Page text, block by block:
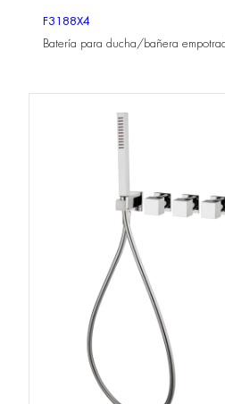
F3188X4
Batería para ducha/bañera